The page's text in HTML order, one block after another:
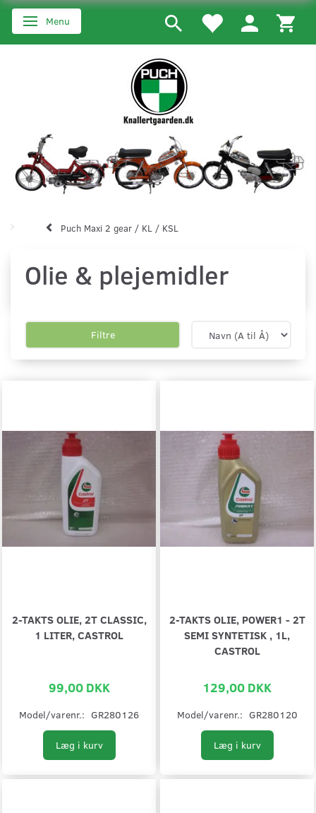
Skifte navigation
Menu
Puch Maxi 2 gear / KL / KSL
Olie & plejemidler
Filtre
2-TAKTS OLIE, 2T CLASSIC,
1 LITER, CASTROL
99,00 DKK
Model/varenr.: GR280126
Læg i kurv
2-TAKTS OLIE, POWER1 - 2T
SEMI SYNTETISK , 1L,
CASTROL
129,00 DKK
Model/varenr.: GR280120
Læg i kurv